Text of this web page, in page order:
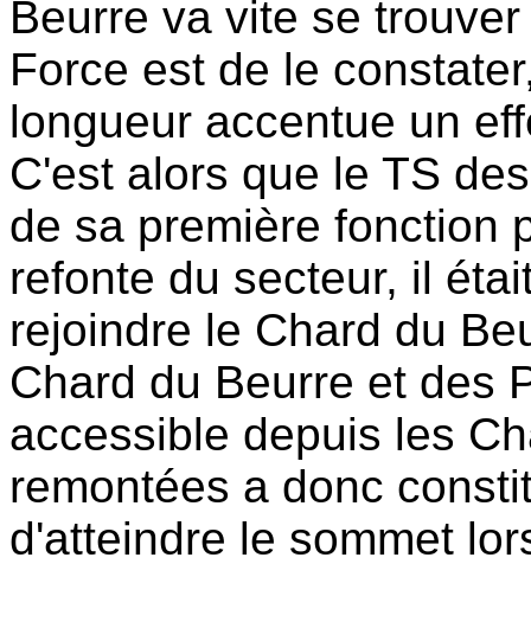
Beurre va vite se
Force est de le
longueur accentue un
C'est alors que le TS
de sa première fonction
refonte du secteur, il
rejoindre le Chard du
Chard du Beurre et des
accessible depuis les
remontées a donc
d'atteindre le sommet